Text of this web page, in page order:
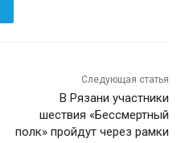
Следующая статья
В Рязани участники
шествия «Бессмертный
полк» пройдут через рамки